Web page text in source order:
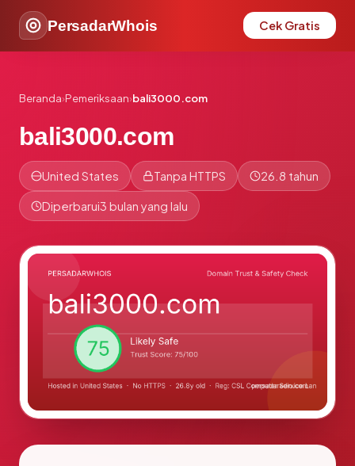
PersadarWhois Cek Gratis
Beranda›Pemeriksaan›bali3000.com
bali3000.com
United States Tanpa HTTPS 26.8 tahun
Diperbarui3 bulan yang lalu